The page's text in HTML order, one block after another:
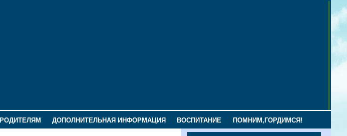
РОДИТЕЛЯМ ДОПОЛНИТЕЛЬНАЯ ИНФОРМАЦИЯ ВОСПИТАНИЕ ПОМНИМ,ГОРДИМСЯ!